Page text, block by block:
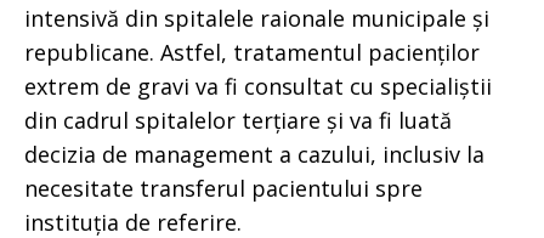
intensivă din spitalele raionale municipale și
republicane. Astfel, tratamentul pacienților
extrem de gravi va fi consultat cu specialiștii
din cadrul spitalelor terțiare și va fi luată
decizia de management a cazului, inclusiv la
necesitate transferul pacientului spre
instituția de referire.